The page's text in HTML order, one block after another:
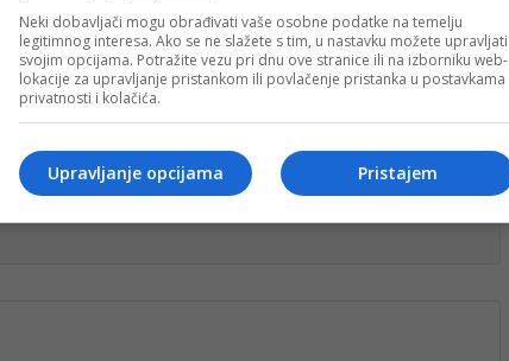
19 nastupa, dok je 16 puta bio na klupi prvog tima.
je ranije osvojio titulu i kup u Španiji, kao i
Neki dobavljači mogu obrađivati vaše osobne podatke na temelju
legitimnog interesa. Ako se ne slažete s tim, u nastavku možete upravljati
svojim opcijama. Potražite vezu pri dnu ove stranice ili na izborniku web-
lokacije za upravljanje pristankom ili povlačenje pristanka u postavkama
privatnosti i kolačića.
Pristajem
Upravljanje opcijama